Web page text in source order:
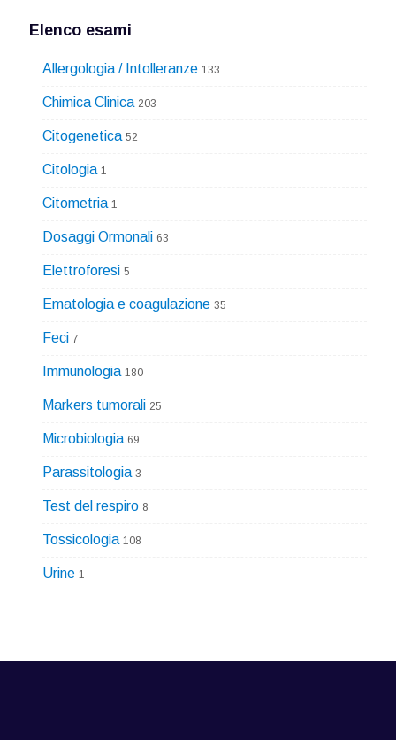
Elenco esami
Allergologia / Intolleranze 133
Chimica Clinica 203
Citogenetica 52
Citologia 1
Citometria 1
Dosaggi Ormonali 63
Elettroforesi 5
Ematologia e coagulazione 35
Feci 7
Immunologia 180
Markers tumorali 25
Microbiologia 69
Parassitologia 3
Test del respiro 8
Tossicologia 108
Urine 1